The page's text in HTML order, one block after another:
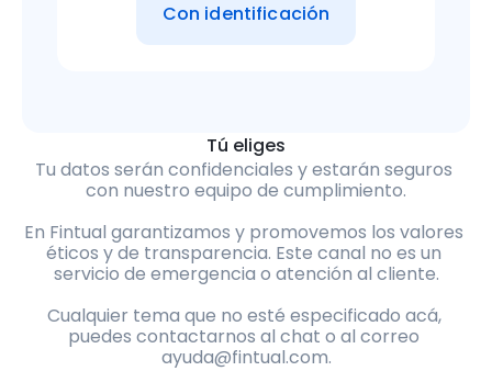
Con identificación
Tú eliges
Tu datos serán confidenciales y estarán seguros
con nuestro equipo de cumplimiento.
En Fintual garantizamos y promovemos los valores
éticos y de transparencia. Este canal no es un
servicio de emergencia o atención al cliente.
Cualquier tema que no esté especificado acá,
puedes contactarnos al chat o al correo
ayuda@fintual.com.